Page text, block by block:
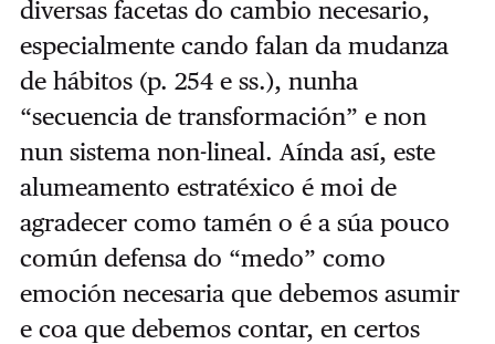
diversas facetas do cambio necesario,
especialmente cando falan da mudanza
de hábitos (p. 254 e ss.), nunha
“secuencia de transformación” e non
nun sistema non-lineal. Aínda así, este
alumeamento estratéxico é moi de
agradecer como tamén o é a súa pouco
común defensa do “medo” como
emoción necesaria que debemos asumir
e coa que debemos contar, en certos